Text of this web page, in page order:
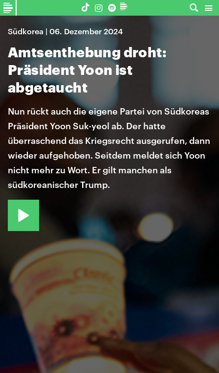
Südkorea | 06. Dezember 2024
Amtsenthebung droht:
Präsident Yoon ist
abgetaucht
Nun rückt auch die eigene Partei von Südkoreas
Präsident Yoon Suk-yeol ab. Der hatte
überraschend das Kriegsrecht ausgerufen, dann
wieder aufgehoben. Seitdem meldet sich Yoon
nicht mehr zu Wort. Er gilt manchen als
südkoreanischer Trump.